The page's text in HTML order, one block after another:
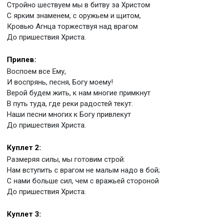
Стройно шествуем мы в битву за Христом
С ярким знаменем, с оружьем и щитом,
Кровью Агнца торжествуя над врагом
До пришествия Христа.
Припев:
Воспоем все Ему,
И воспрянь, песня, Богу моему!
Верой будем жить, к нам многие примкнут
В путь туда, где реки радостей текут.
Наши песни многих к Богу привлекут
До пришествия Христа.
Куплет 2:
Размеряя силы, мы готовим строй:
Нам вступить с врагом не малым надо в бой;
С нами больше сил, чем с вражьей стороной
До пришествия Христа.
Куплет 3: